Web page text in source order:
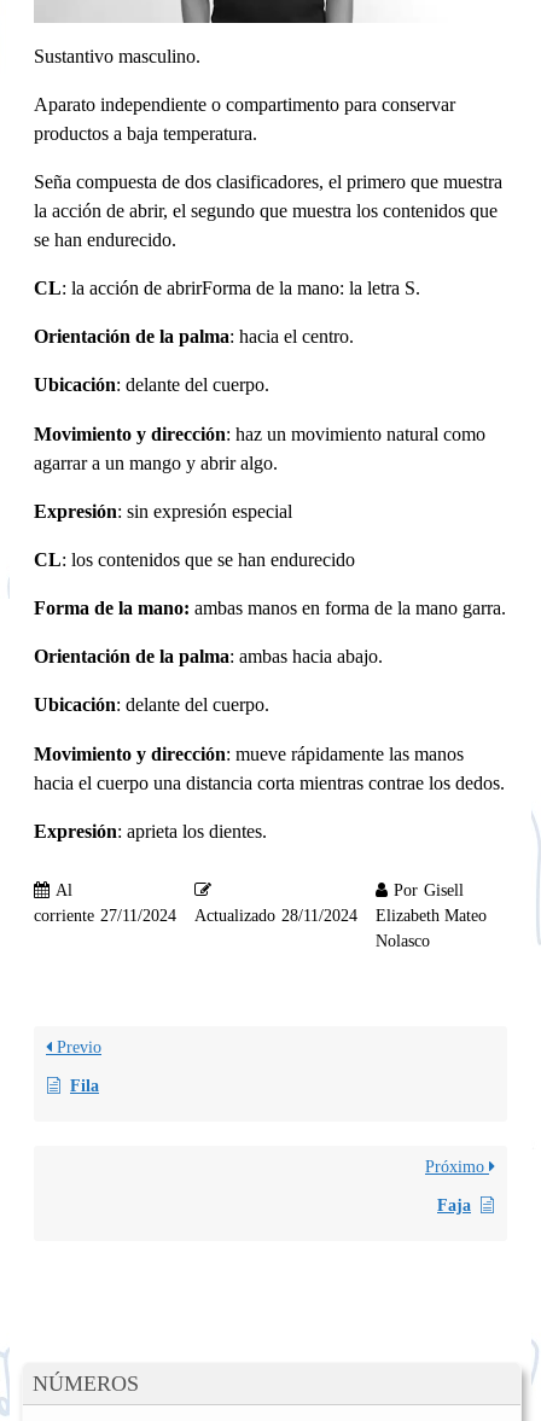
NÚMEROS
Sustantivo masculino.
Aparato independiente o compartimento para conservar
productos a baja temperatura.
Seña compuesta de dos clasificadores, el primero que muestra
la acción de abrir, el segundo que muestra los contenidos que
se han endurecido.
CL: la acción de abrirForma de la mano: la letra S.
Orientación de la palma: hacia el centro.
Ubicación: delante del cuerpo.
Movimiento y dirección: haz un movimiento natural como
agarrar a un mango y abrir algo.
Expresión: sin expresión especial
CL: los contenidos que se han endurecido
Forma de la mano: ambas manos en forma de la mano garra.
Orientación de la palma: ambas hacia abajo.
Ubicación: delante del cuerpo.
Movimiento y dirección: mueve rápidamente las manos
hacia el cuerpo una distancia corta mientras contrae los dedos.
Expresión: aprieta los dientes.
Al
corriente 27/11/2024 Actualizado 28/11/2024
Por Gisell
Elizabeth Mateo
Nolasco
Previo
Fila
Próximo
Faja